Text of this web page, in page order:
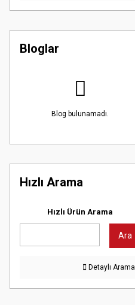
Bloglar
Blog bulunamadı.
Hızlı Arama
Hızlı Ürün Arama
Ara
Detaylı Arama